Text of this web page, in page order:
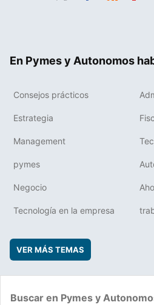
En Pymes y Autonomos
Consejos prácticos
Estrategia
Management
pymes
Negocio
Tecnología en la empresa
VER MÁS TEMAS